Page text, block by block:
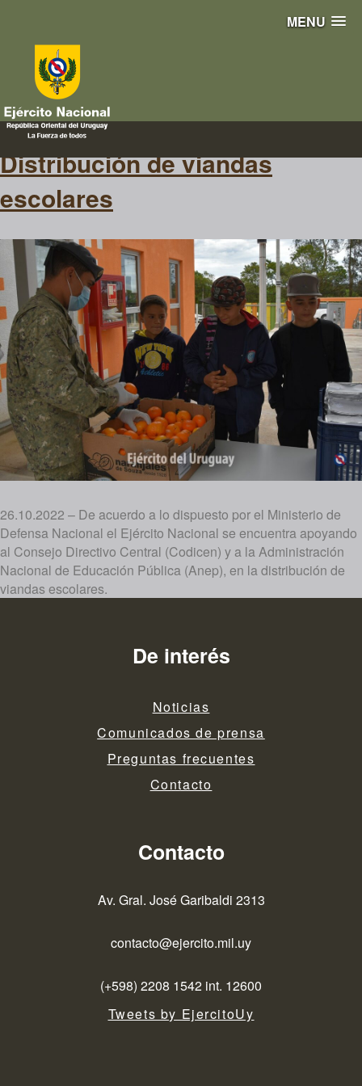
MENU
viandas
Distribución de viandas
escolares
26.10.2022 – De acuerdo a lo dispuesto por el Ministerio de
Defensa Nacional el Ejército Nacional se encuentra apoyando
al Consejo Directivo Central (Codicen) y a la Administración
Nacional de Educación Pública (Anep), en la distribución de
viandas escolares.
De interés
Noticias
Comunicados de prensa
Preguntas frecuentes
Contacto
Contacto
Av. Gral. José Garibaldi 2313
contacto@ejercito.mil.uy
(+598) 2208 1542 int. 12600
Tweets by EjercitoUy